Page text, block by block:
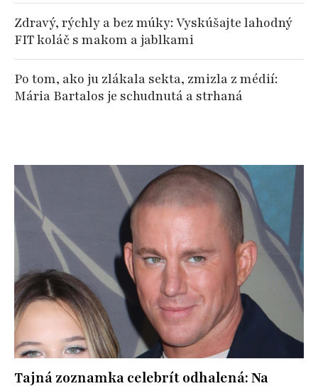
Zdravý, rýchly a bez múky: Vyskúšajte lahodný
FIT koláč s makom a jablkami
Po tom, ako ju zlákala sekta, zmizla z médií:
Mária Bartalos je schudnutá a strhaná
Tajná zoznamka celebrít odhalená: Na